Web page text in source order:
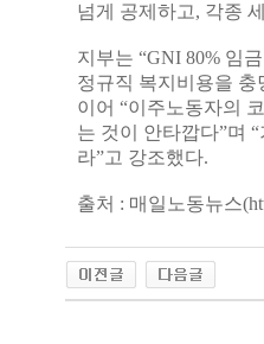
넘게 공제하고, 각종
지부는 “GNI 80% 임
정규직 복지비용을
이어 “이주노동자의
는 것이 안타깝다”며
라”고 강조했다.
출처 : 매일노동뉴스(